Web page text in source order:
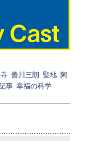
善川三朗 聖地 阿
事 幸福の科学